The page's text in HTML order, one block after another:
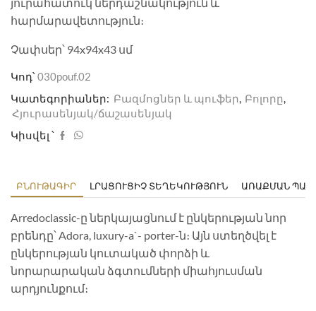
յուրահատուկ ներդաշնակություն և
հարմարավետություն։
Չափսեր՝ 94x94x43 սմ
Կոդ՝030pouf.02
Կատեգորիաներ: Բազմոցներ և պուֆեր, Բոլորը,
Հյուրասենյակ/ճաշասենյակ
Կիսվել ՝
ԲՆՈՒԹԱԳԻՐ ԼՐԱՑՈՒՑԻՉ ՏԵՂԵԿՈՒԹՅՈՒՆ ԱՌԱՔՄԱՆ
Arredoclassic-ը ներկայացնում է ընկերության նոր
բրենդը՝ Adora, luxury-a`- porter-ն։ Այն ստեղծվել է
ընկերության կուտակած փորձի և
նորարարական ձգտումների միահյուսման
արդյունքում։